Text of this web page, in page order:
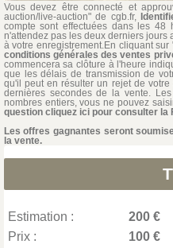
Vous devez être connecté et
auction/live-auction" de cgb.fr,
compte sont effectuées dans les 48
n'attendez pas les deux derniers jours
à votre enregistrement.En cliquant
conditions générales des ventes
commencera sa clôture à l'heure
que les délais de transmission de
qu'il peut en résulter un rejet de
dernières secondes de la vente.
nombres entiers, vous ne pouvez
question cliquez ici pour consulter la
Les offres gagnantes seront
la vente.
Estimation :
200 €
Prix :
100 €